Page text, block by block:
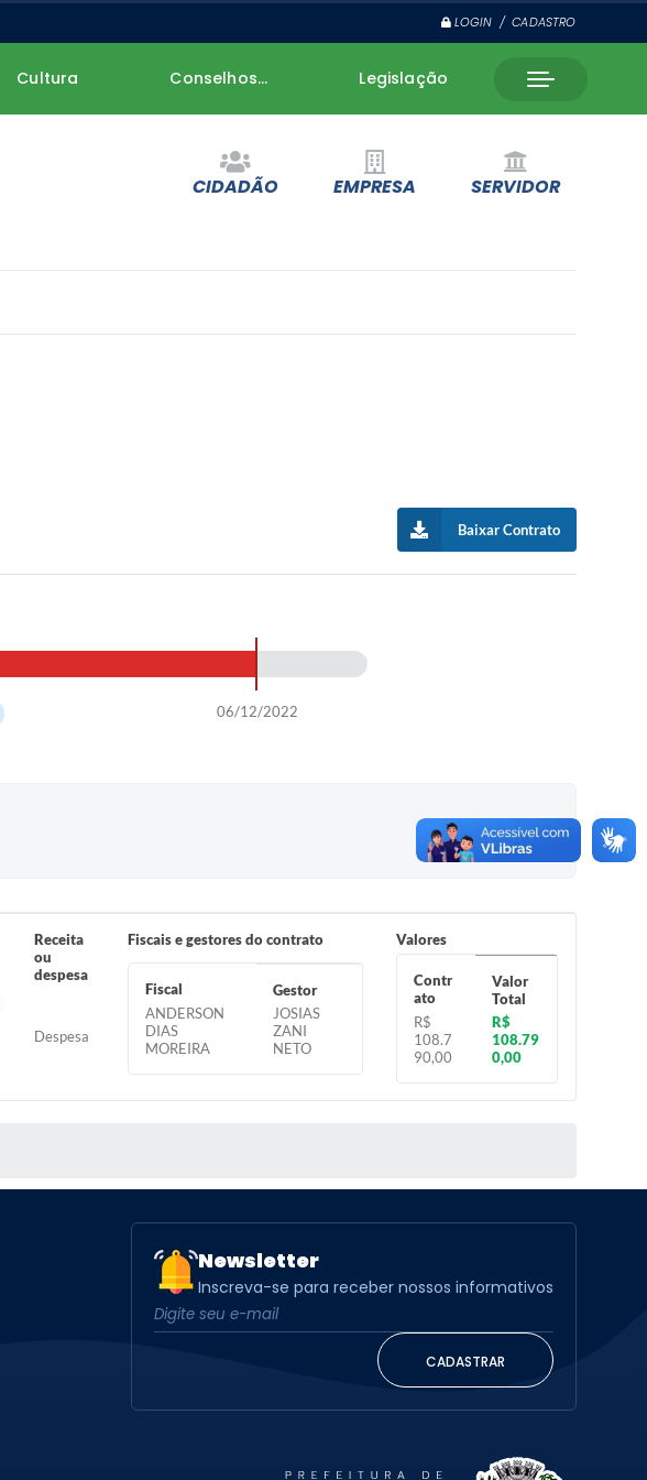
LOGIN / CADASTRO
Cultura Conselhos... Legislação
CIDADÃO EMPRESA SERVIDOR
Baixar Contrato
06/12/2022
Receita
ou
despesa
Despesa
Fiscais e gestores do contrato
Fiscal
ANDERSON
DIAS
MOREIRA
Gestor
JOSIAS
ZANI
NETO
Valores
Contr
ato
R$
108.7
90,00
Valor
Total
R$
108.79
0,00
Newsletter
Inscreva-se para receber nossos informativos
CADASTRAR